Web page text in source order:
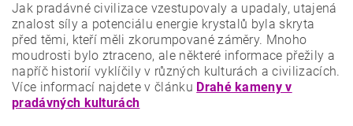
Jak pradávné civilizace vzestupovaly a upadaly, utajená
znalost síly a potenciálu energie krystalů byla skryta
před těmi, kteří měli zkorumpované záměry. Mnoho
moudrosti bylo ztraceno, ale některé informace přežily a
napříč historií vyklíčily v různých kulturách a civilizacích.
Více informací najdete v článku Drahé kameny v
pradávných kulturách